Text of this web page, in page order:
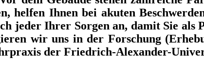
helfen Ihnen bei akuten
jeder Ihrer Sorgen an, damit Sie als
wir uns in der Forschung
der Friedrich-Alexander-